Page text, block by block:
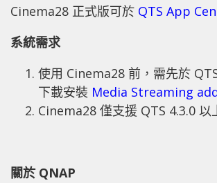
Cinema28 正式版可於 QTS App
系統需求
使用 Cinema28 前，需先於
下載安裝 Media Streaming
Cinema28 僅支援 QTS 4.3.0 以
關於QNAP